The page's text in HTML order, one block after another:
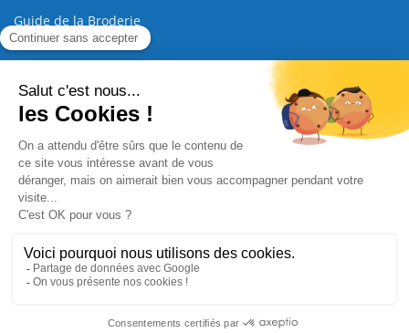
Guide de la Broderie
Commande Papier | Nous contacter
|
Paiement sécurisé |
2008 - 2026 © CreaMagic. ALL Rights Reserved.